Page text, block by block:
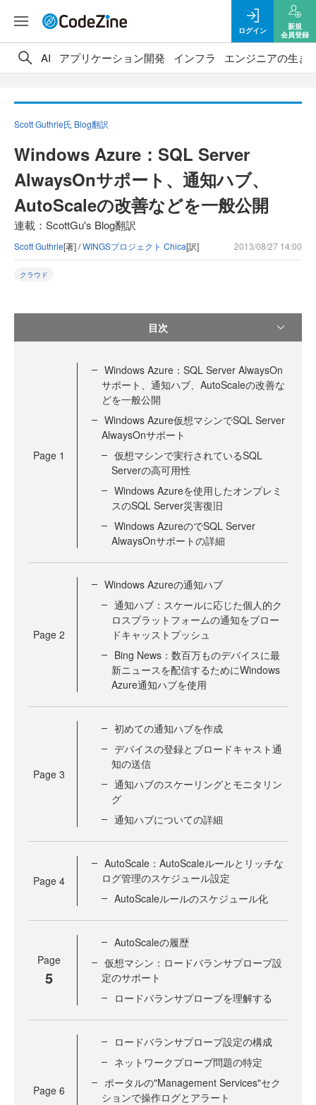
ログイン
新規
会員登録
AI アプリケーション開発 インフラ エンジニアの生き
Scott Guthrie氏 Blog翻訳
Windows Azure：SQL Server
AlwaysOnサポート、通知ハブ、
AutoScaleの改善などを一般公開
連載：ScottGu's Blog翻訳
Scott Guthrie[著] /WINGSプロジェクト Chica[訳] 2013/08/27 14:00
クラウド
目次
Page 1
Windows Azure：SQL Server AlwaysOn
サポート、通知ハブ、AutoScaleの改善な
どを一般公開
Windows Azure仮想マシンでSQL Server
AlwaysOnサポート
仮想マシンで実行されているSQL
Serverの高可用性
Windows Azureを使用したオンプレミ
スのSQL Server災害復旧
Windows AzureのでSQL Server
AlwaysOnサポートの詳細
Page 2
Windows Azureの通知ハブ
通知ハブ：スケールに応じた個人的ク
ロスプラットフォームの通知をブロー
ドキャッストプッシュ
Bing News：数百万ものデバイスに最
新ニュースを配信するためにWindows
Azure通知ハブを使用
Page 3
初めての通知ハブを作成
デバイスの登録とブロードキャスト通
知の送信
通知ハブのスケーリングとモニタリン
グ
通知ハブについての詳細
Page 4
AutoScale：AutoScaleルールとリッチな
ログ管理のスケジュール設定
AutoScaleルールのスケジュール化
Page
5
AutoScaleの履歴
仮想マシン：ロードバランサプローブ設
定のサポート
ロードバランサプローブを理解する
Page 6
ロードバランサプローブ設定の構成
ネットワークプローブ問題の特定
ポータルの"Management Services"セク
ションで操作ログとアラート